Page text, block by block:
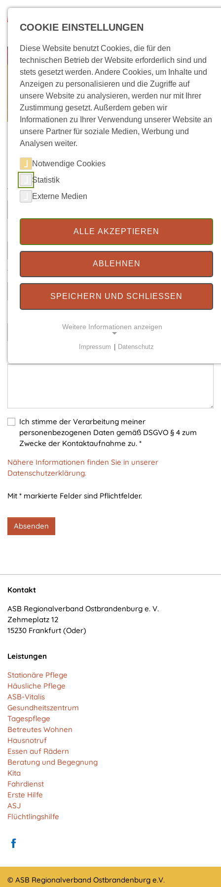
Direkt zum Inhalt
Kontaktformular
Vorname
Telefonnummer
Ich stimme der Verarbeitung meiner
personenbezogenen Daten gemäß DSGVO § 4 zum
Zwecke der Kontaktaufnahme zu. *
Nähere Informationen finden Sie in unserer
Datenschutzerklärung.
Mit * markierte Felder sind Pflichtfelder.
Absenden
Kontakt
ASB Regionalverband Ostbrandenburg e. V.
Zehmeplatz 12
15230 Frankfurt (Oder)
Leistungen
Stationäre Pflege
Häusliche Pflege
ASB-Vitalis
Gesundheitszentrum
Tagespflege
Betreutes Wohnen
Hausnotruf
Essen auf Rädern
Beratung und Begegnung
Kita
Fahrdienst
Erste Hilfe
ASJ
Flüchtlingshilfe
© ASB Regionalverband Ostbrandenburg e.V.
COOKIE EINSTELLUNGEN
Diese Website benutzt Cookies, die für den
technischen Betrieb der Website erforderlich sind und
stets gesetzt werden. Andere Cookies, um Inhalte und
Anzeigen zu personalisieren und die Zugriffe auf
unsere Website zu analysieren, werden nur mit Ihrer
Zustimmung gesetzt. Außerdem geben wir
Informationen zu Ihrer Verwendung unserer Website an
unsere Partner für soziale Medien, Werbung und
Analysen weiter.
Notwendige Cookies
Statistik
Externe Medien
ALLE AKZEPTIEREN
ABLEHNEN
SPEICHERN UND SCHLIESSEN
Weitere Informationen anzeigen
Einverständnis-Cookie
Name:
cookie_consent
Zweck:
Dieser Cookie speichert die ausgewählten
1 Jahr
Matomo
Matomo
Zweck:
Cookie von Matomo für Website-Analysen. Erzeugt
statistische Daten darüber, wie der Besucher die
Website nutzt.
Cookie Laufzeit:
13 Monate
EXTERNE MEDIEN
Um Inhalte von Videoplattformen und Social Media
Impressum Datenschutz